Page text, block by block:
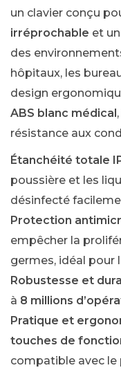
un clavier conçu
irréprochable et
des
hôpitaux, les
design
ABS blanc médical
résistance aux
Étanchéité totale
poussière et les
désinfecté
Protection
empêcher la
germes, idéal pour
Robustesse et
à 8 millions
Pratique et
touches de
compatible avec le